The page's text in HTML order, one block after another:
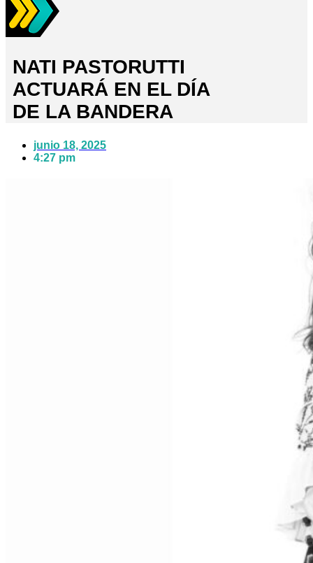
NATI PASTORUTTI
ACTUARÁ EN EL DÍA
DE LA BANDERA
junio 18, 2025
4:27 pm